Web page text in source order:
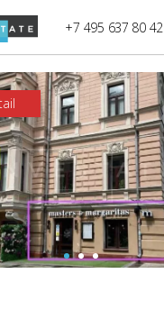
+7 495 637 80 42
Дикси
Верный
Мираторг
Магнолия
В башне
Башня Федерация-II
Запад
Башня Федерация-I
Восток
Город Столиц,
Северный блок
Город Столиц,
Южный блок